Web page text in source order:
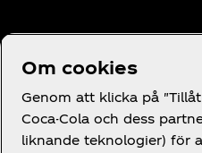
Behöver du hjälp?
Om cookies
Genom att klicka på
Coca-Cola och dess
liknande teknologier) för